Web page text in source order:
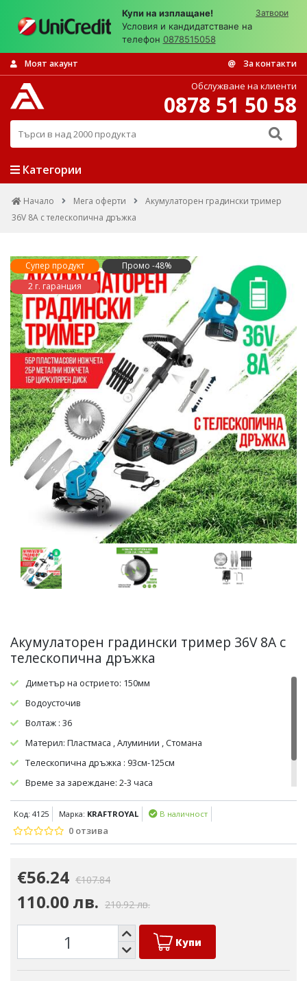
Купи на изплащане!
Условия и кандидатстване на
телефон 0878515058
Затвори
Моят акаунт За контакти
Търси в над 2000 продукта
Обслужване на клиенти
0878 51 50 58
Категории
Начало Мега оферти
Акумулаторен градински тример
36V 8A с телескопична дръжка
Супер продукт
Промо -48%
2 г. гаранция
Акумулаторен градински тример 36V 8A с
телескопична дръжка
Диметър на острието: 150мм
Водоусточив
Волтаж : 36
Материл: Пластмаса , Алуминии , Стомана
Телескопична дръжка : 93см-125см
Време за зареждане: 2-3 часа
Време на работа: 4-5 часа
Код: 4125 Марка: KRAFTROYAL В наличност
0 отзива
€56.24 €107.84
110.00 лв. 210.92 лв.
Купи